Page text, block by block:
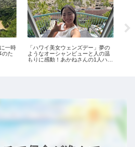
一時
のた
「ハワイ美女ウェンズデー」夢の
ようなオーシャンビューと人の温
もりに感動！あかねさんの1人ハワ